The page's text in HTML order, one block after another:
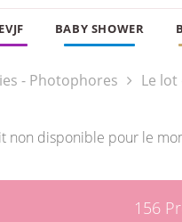
EVJF BABY SHOWER
- Photophores Le lot
non disponible pour le
156